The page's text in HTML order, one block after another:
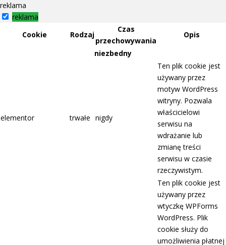
reklama
reklama
Cookie
Rodzaj
Czas
przechowywania
Opis
niezbedny
elementor trwałe nigdy
Ten plik cookie jest
używany przez
motyw WordPress
witryny. Pozwala
właścicielowi
serwisu na
wdrażanie lub
zmianę treści
serwisu w czasie
rzeczywistym.
Ten plik cookie jest
używany przez
wtyczkę WPForms
WordPress. Plik
cookie służy do
umożliwienia płatnej